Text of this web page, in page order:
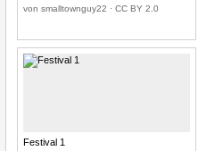
von smalltownguy22 · CC BY 2.0
Festival 1